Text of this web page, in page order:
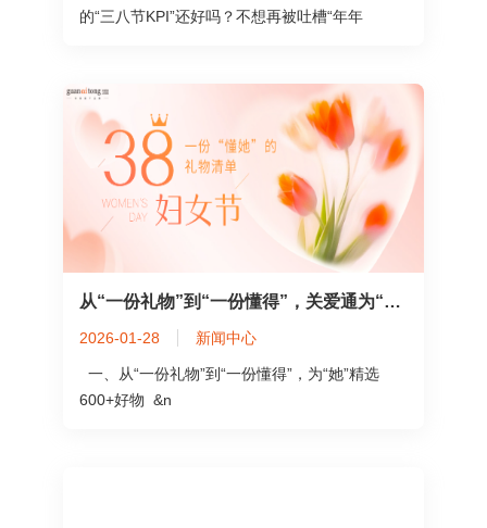
的“三八节KPI”还好吗？不想再被吐槽“年年
从“一份礼物”到“一份懂得”，关爱通为“她”精选600+好物！
2026-01-28 新闻中心
一、从“一份礼物”到“一份懂得”，为“她”精选
600+好物 &n